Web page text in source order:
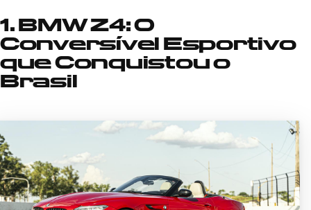
1. BMW Z4: O
Conversível Esportivo
que Conquistou o
Brasil